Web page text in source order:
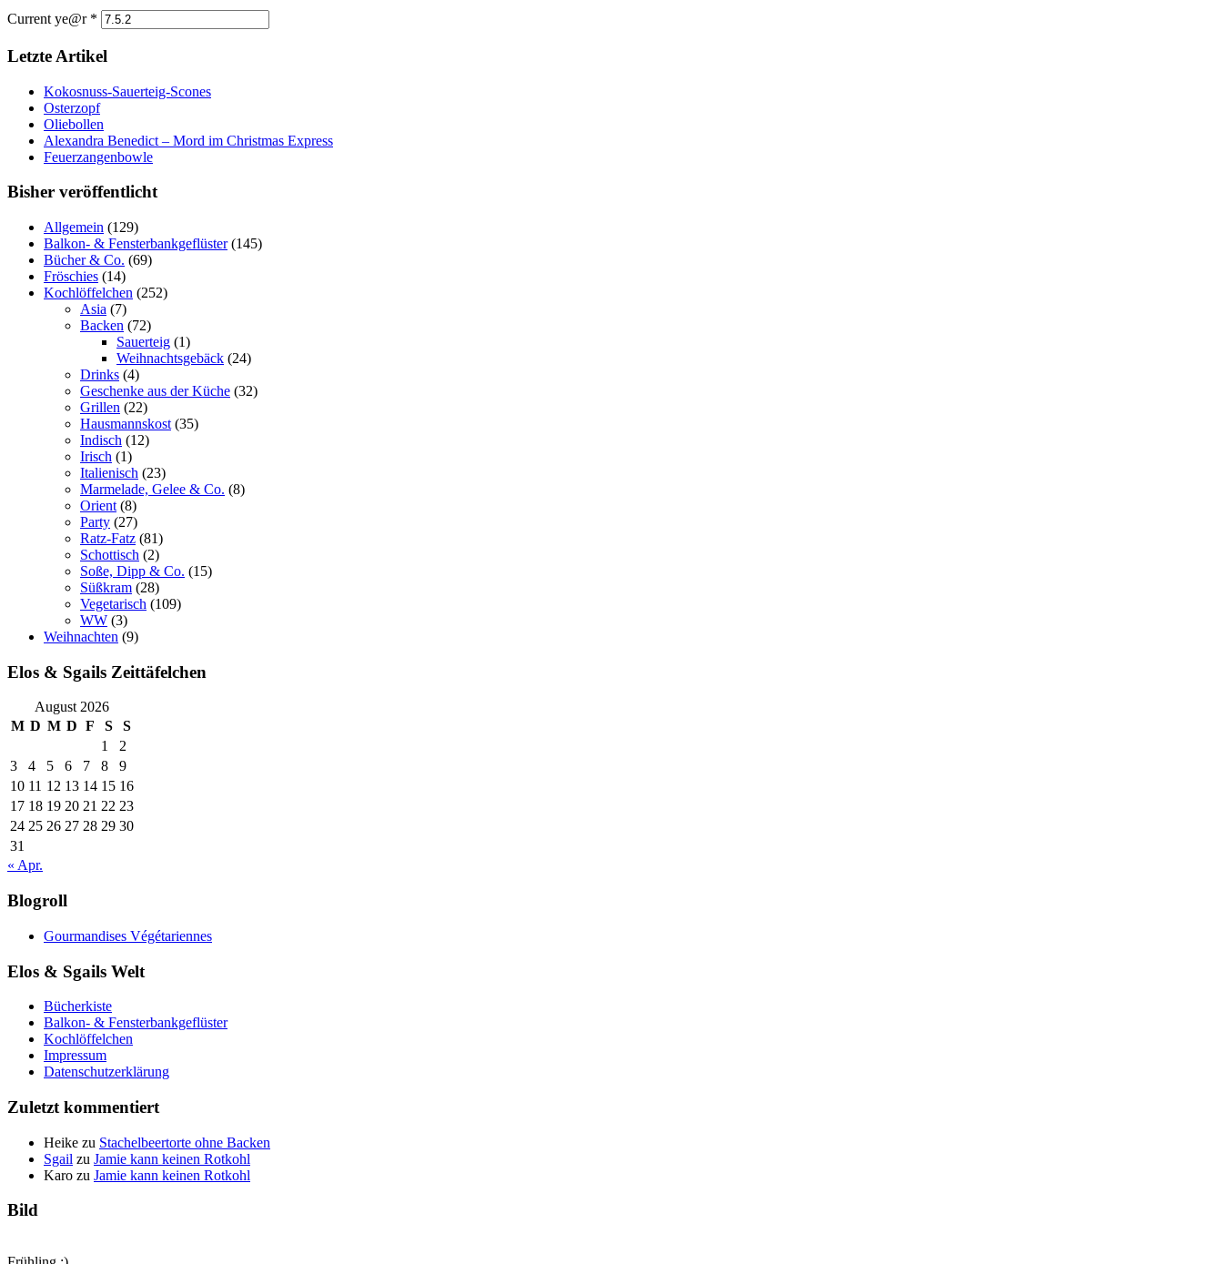
Current ye@r *
Letzte Artikel
Kokosnuss-Sauerteig-Scones
Osterzopf
Oliebollen
Alexandra Benedict – Mord im Christmas Express
Feuerzangenbowle
Bisher veröffentlicht
Allgemein (129)
Balkon- & Fensterbankgeflüster(145)
Bücher & Co. (69)
Fröschies (14)
Kochlöffelchen (252)
Asia (7)
Backen (72)
Sauerteig (1)
Weihnachtsgebäck (24)
Drinks (4)
Geschenke aus der Küche (32)
Grillen (22)
Hausmannskost (35)
Indisch (12)
Irisch (1)
Italienisch (23)
Marmelade, Gelee & Co. (8)
Orient (8)
Party (27)
Ratz-Fatz (81)
Schottisch (2)
Soße, Dipp & Co. (15)
Süßkram (28)
Vegetarisch (109)
WW (3)
Weihnachten (9)
Elos & Sgails Zeittäfelchen
August 2026
M D M D F S
S
1
2
3
4 5 6 7 8
9
10 11 12 13 14 15 16
17 18 19 20 21 22 23
24 25 26 27 28 29 30
31
« Apr.
Blogroll
Gourmandises Végétariennes
Elos & Sgails Welt
Bücherkiste
Balkon- & Fensterbankgeflüster
Kochlöffelchen
Impressum
Datenschutzerklärung
Zuletzt kommentiert
Heike zu Stachelbeertorte ohne Backen
Sgail zu Jamie kann keinen Rotkohl
Karo zu Jamie kann keinen Rotkohl
Bild